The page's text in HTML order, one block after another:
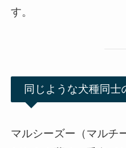
す。
同じような犬種同士
マルシーズー（マルチ